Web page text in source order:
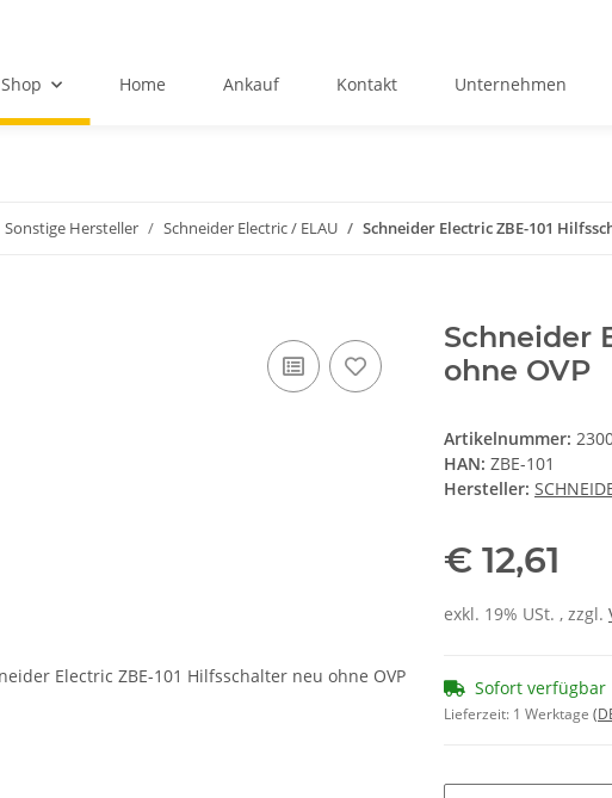
Shop Home Ankauf Kontakt Unternehmen
Sonstige Hersteller Schneider Electric / ELAU Schneider Electric ZBE-101
Schneider
ohne OVP
Artikelnummer:
HAN: ZBE-101
Hersteller:
€ 12,61
exkl. 19% USt. , zzgl.
Sofort verfügbar
Lieferzeit: 1 Werktage